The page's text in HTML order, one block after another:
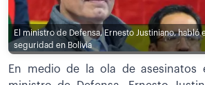
El ministro de Defensa, Ernesto Justiniano, habló
seguridad en Bolivia
En medio de la ola de asesinatos